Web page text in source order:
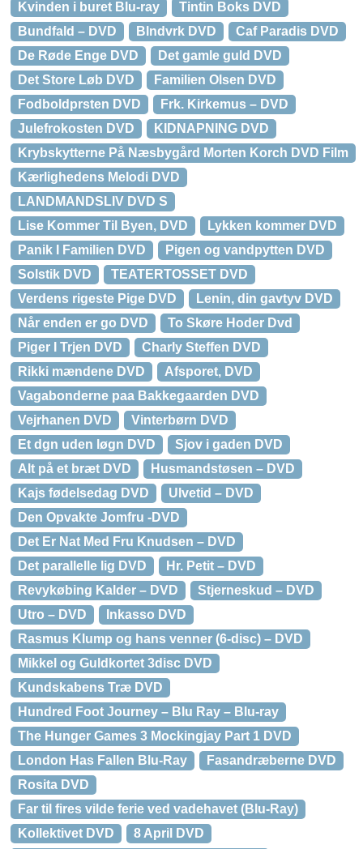
Kvinden i buret Blu-ray
Tintin Boks DVD
Bundfald – DVD
Blndvrk DVD
Caf Paradis DVD
De Røde Enge DVD
Det gamle guld DVD
Det Store Løb DVD
Familien Olsen DVD
Fodboldprsten DVD
Frk. Kirkemus – DVD
Julefrokosten DVD
KIDNAPNING DVD
Krybskytterne På Næsbygård Morten Korch DVD Film
Kærlighedens Melodi DVD
LANDMANDSLIV DVD S
Lise Kommer Til Byen, DVD
Lykken kommer DVD
Panik I Familien DVD
Pigen og vandpytten DVD
Solstik DVD
TEATERTOSSET DVD
Verdens rigeste Pige DVD
Lenin, din gavtyv DVD
Når enden er go DVD
To Skøre Hoder Dvd
Piger I Trjen DVD
Charly Steffen DVD
Rikki mændene DVD
Afsporet, DVD
Vagabonderne paa Bakkegaarden DVD
Vejrhanen DVD
Vinterbørn DVD
Et dgn uden løgn DVD
Sjov i gaden DVD
Alt på et bræt DVD
Husmandstøsen – DVD
Kajs fødelsedag DVD
Ulvetid – DVD
Den Opvakte Jomfru -DVD
Det Er Nat Med Fru Knudsen – DVD
Det parallelle lig DVD
Hr. Petit – DVD
Revykøbing Kalder – DVD
Stjerneskud – DVD
Utro – DVD
Inkasso DVD
Rasmus Klump og hans venner (6-disc) – DVD
Mikkel og Guldkortet 3disc DVD
Kundskabens Træ DVD
Hundred Foot Journey – Blu Ray – Blu-ray
The Hunger Games 3 Mockingjay Part 1 DVD
London Has Fallen Blu-Ray
Fasandræberne DVD
Rosita DVD
Far til fires vilde ferie ved vadehavet (Blu-Ray)
Kollektivet DVD
8 April DVD